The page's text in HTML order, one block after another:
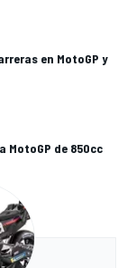
en MotoGP y
MotoGP de 850cc